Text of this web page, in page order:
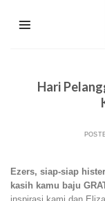
Hari
Ezers, siap-siap
kasih kamu baju